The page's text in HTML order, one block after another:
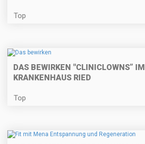
Top
DAS BEWIRKEN "CLINICLOWNS” IM
KRANKENHAUS RIED
Top